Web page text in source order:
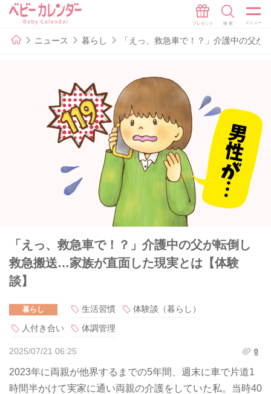
ニュース 暮らし 「えっ、救急車で！？」介護中の父
「えっ、救急車で！？」介護中の父が転倒し
救急搬送…家族が直面した現実とは【体験
談】
暮らし 生活習慣
体験談（暮らし）
人付き合い
体調管理
2025/07/21 06:25 0
2023年に両親が他界するまでの5年間、週末に車で片道1
時間半かけて実家に通い両親の介護をしていた私。当時40